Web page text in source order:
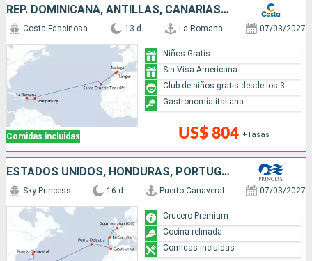
REP. DOMINICANA, ANTILLAS, CANARIAS, MARRUECOS, ESPAÑA
Comidas incluidas
Costa Fascinosa 13 d La Romana 07/03/2027
US$ 804 +Tasas
Niños Gratis
Sin Visa Americana
Club de niños gratis desde los 3
Gastronomía italiana
ESTADOS UNIDOS, HONDURAS, PORTUGAL, MARRUECOS, ESPAÑA, REINO UNIDO
Sky Princess 16 d Puerto Canaveral 07/03/2027
Crucero Premium
Cocina refinada
Comidas incluidas